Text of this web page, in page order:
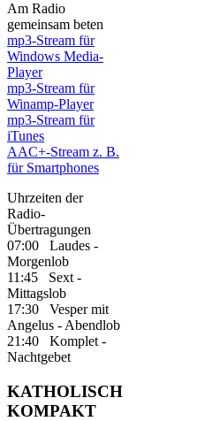
Am Radio
gemeinsam beten
mp3-Stream für
Windows Media-
Player
mp3-Stream für
Winamp-Player
mp3-Stream für
iTunes
AAC+-Stream z. B.
für Smartphones
Uhrzeiten der
Radio-
Übertragungen
07:00 Laudes -
Morgenlob
11:45 Sext -
Mittagslob
17:30 Vesper mit
Angelus - Abendlob
21:40 Komplet -
Nachtgebet
KATHOLISCH
KOMPAKT